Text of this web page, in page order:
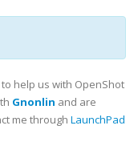
help us with OpenShot
Gnonlin and are
me through LaunchPad